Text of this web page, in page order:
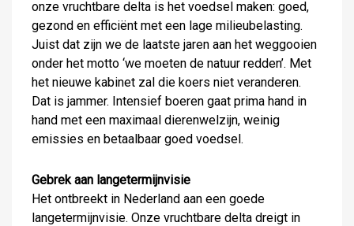
onze vruchtbare delta is het voedsel maken: goed,
gezond en efficiënt met een lage milieubelasting.
Juist dat zijn we de laatste jaren aan het weggooien
onder het motto ‘we moeten de natuur redden’. Met
het nieuwe kabinet zal die koers niet veranderen.
Dat is jammer. Intensief boeren gaat prima hand in
hand met een maximaal dierenwelzijn, weinig
emissies en betaalbaar goed voedsel.
Gebrek aan langetermijnvisie
Het ontbreekt in Nederland aan een goede
langetermijnvisie. Onze vruchtbare delta dreigt in